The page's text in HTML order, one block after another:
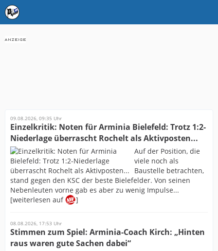
09.08.2026, 09:35 Uhr
Einzelkritik: Noten für Arminia Bielefeld: Trotz 1:2-
Niederlage überrascht Rochelt als Aktivposten...
Auf der Position, die
viele noch als
Baustelle betrachten,
stand gegen den KSC der beste Bielefelder. Von seinen
Nebenleuten vorne gab es aber zu wenig Impulse...
[weiterlesen auf
]
08.08.2026, 17:53 Uhr
Stimmen zum Spiel: Arminia-Coach Kirch: „Hinten
raus waren gute Sachen dabei“